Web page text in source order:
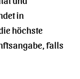
in
höchste
falls